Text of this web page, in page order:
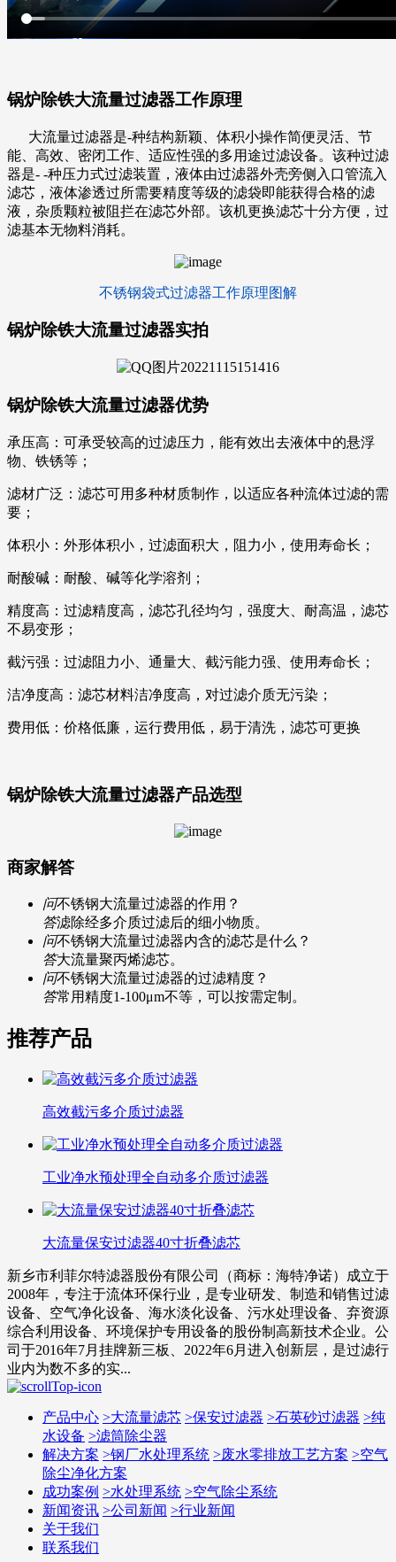
锅炉除铁大流量过滤器工作原理
大流量过滤器是-种结构新颖、体积小操作简便灵活、节
能、高效、密闭工作、适应性强的多用途过滤设备。该种过滤
器是- -种压力式过滤装置，液体由过滤器外壳旁侧入口管流入
滤芯，液体渗透过所需要精度等级的滤袋即能获得合格的滤
液，杂质颗粒被阻拦在滤芯外部。该机更换滤芯十分方便，过
滤基本无物料消耗。
不锈钢袋式过滤器工作原理图解
锅炉除铁大流量过滤器实拍
锅炉除铁大流量过滤器优势
承压高：可承受较高的过滤压力，能有效出去液体中的悬浮
物、铁锈等；
滤材广泛：滤芯可用多种材质制作，以适应各种流体过滤的需
要；
体积小：外形体积小，过滤面积大，阻力小，使用寿命长；
耐酸碱：耐酸、碱等化学溶剂；
精度高：过滤精度高，滤芯孔径均匀，强度大、耐高温，滤芯
不易变形；
截污强：过滤阻力小、通量大、截污能力强、使用寿命长；
洁净度高：滤芯材料洁净度高，对过滤介质无污染；
费用低：价格低廉，运行费用低，易于清洗，滤芯可更换
锅炉除铁大流量过滤器产品选型
商家解答
问不锈钢大流量过滤器的作用？
答滤除经多介质过滤后的细小物质。
问不锈钢大流量过滤器内含的滤芯是什么？
答大流量聚丙烯滤芯。
问不锈钢大流量过滤器的过滤精度？
答常用精度1-100μm不等，可以按需定制。
推荐产品
高效截污多介质过滤器
工业净水预处理全自动多介质过滤器
大流量保安过滤器40寸折叠滤芯
新乡市利菲尔特滤器股份有限公司（商标：海特净诺）成立于
2008年，专注于流体环保行业，是专业研发、制造和销售过滤
设备、空气净化设备、海水淡化设备、污水处理设备、弃资源
综合利用设备、环境保护专用设备的股份制高新技术企业。公
司于2016年7月挂牌新三板、2022年6月进入创新层，是过滤行
业内为数不多的实...
产品中心 >大流量滤芯 >保安过滤器 >石英砂过滤器 >纯
水设备 >滤筒除尘器
解决方案 >钢厂水处理系统 >废水零排放工艺方案 >空气
除尘净化方案
成功案例 >水处理系统 >空气除尘系统
新闻资讯 >公司新闻 >行业新闻
关于我们
联系我们